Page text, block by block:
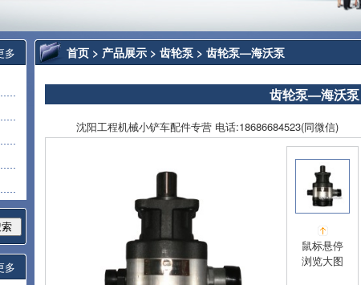
多
多
首页 > 产品展示 > 齿轮泵 > 齿轮泵—海沃泵
齿轮泵—海沃泵
沈阳工程机械小铲车配件专营 电话:18686684523(同微信)
鼠标悬停
浏览大图